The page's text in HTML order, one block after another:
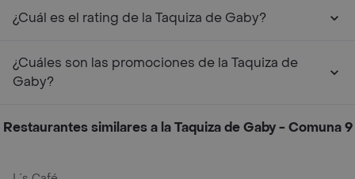
¿Cuál es el rating de la Taquiza de Gaby?
¿Cuáles son las promociones de la Taquiza de
Gaby?
Restaurantes similares a la Taquiza de Gaby - Comuna 9